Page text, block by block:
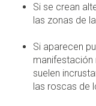
Si se crean
las zonas de
Si aparecen
suelen
las roscas de